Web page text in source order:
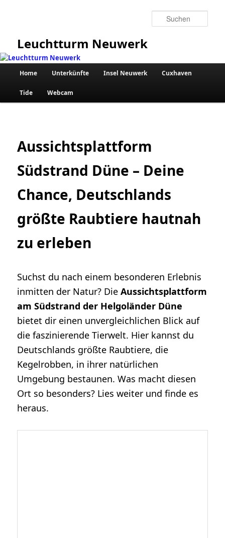
Leuchtturm Neuwerk
Hauptmenü
Home Unterkünfte Insel Neuwerk Cuxhaven
Tide Webcam
Aussichtsplattform
Südstrand Düne – Deine
Chance, Deutschlands
größte Raubtiere hautnah
zu erleben
Suchst du nach einem besonderen Erlebnis
inmitten der Natur? DieAussichtsplattform
am Südstrand der Helgoländer Düne
bietet dir einen unvergleichlichen Blick auf
die faszinierende Tierwelt. Hier kannst du
Deutschlands größte Raubtiere, die
Kegelrobben, in ihrer natürlichen
Umgebung bestaunen. Was macht diesen
Ort so besonders? Lies weiter und finde es
heraus.